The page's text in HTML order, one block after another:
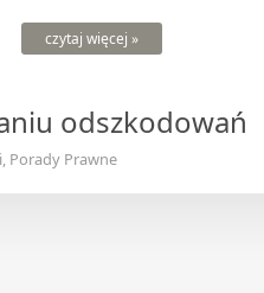
czytaj więcej »
odszkodowań
Porady Prawne